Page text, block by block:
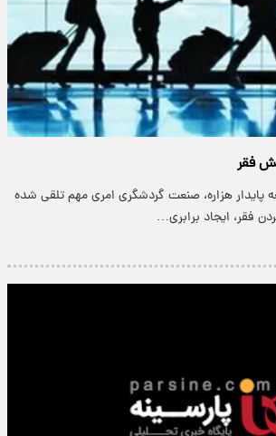
فقر
پایدار هزاره، صنعت گردشگری امری مهم تلقی شده
فقر، ایجاد برابری…